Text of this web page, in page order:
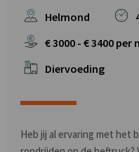
Helmond
€3000 - €3400 per
Diervoeding
Heb jij al ervaring met het